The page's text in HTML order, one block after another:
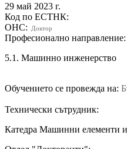
29 май 2023 г.
Код по ЕСТНК:
ОНС:
Доктор
Професионално направление:
5.1. Машинно инженерство
Обучението се провежда на:
Технически сътрудник:
Катедра Машинни елементи